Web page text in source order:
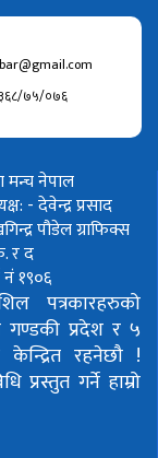
७५/०७६
मन्च नेपाल
- देवेन्द्र प्रसाद
पौडेलग्राफिक्स
र द
नं १९०६
पत्रकारहरुको
गण्डकी प्रदेश र ५
रहनेछौ !
प्रस्तुत गर्ने हाम्रो